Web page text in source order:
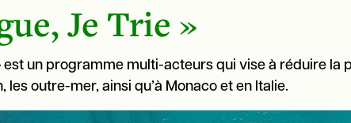
Je Trie »
est un programme multi-acteurs qui vise à réduire
outre-mer, ainsi qu’à Monaco et en Italie.